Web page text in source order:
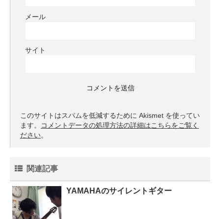
メール
サイト
このサイトはスパムを低減するために Akismet を使ってい
ます。
コメントデータの処理方法の詳細はこちらをご覧く
ださい。
関連記事
YAMAHAのサイレントギター